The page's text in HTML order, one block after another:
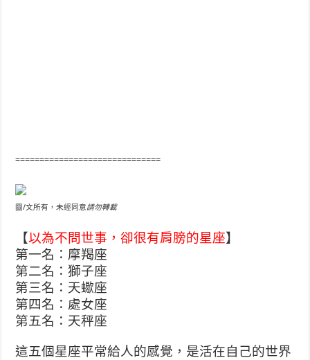
==============================
圖/文所有，未經同意請勿轉載
【以為不問世事，卻很有肩膀的星座】
第一名：摩羯座
第二名：獅子座
第三名：天蠍座
第四名：處女座
第五名：天秤座
這五個星座平常給人的感覺，是活在自己的世界